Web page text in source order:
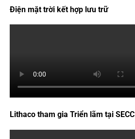
Điện mặt trời kết hợp lưu trữ
Lithaco tham gia Triển lãm tại SECC